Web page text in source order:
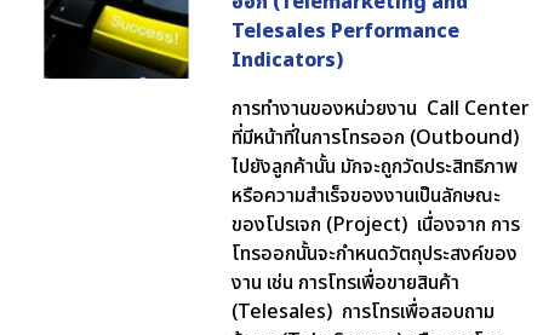
Telesales Performance
Indicators)
การทำงานของหน่วยงาน Call Center
ที่มีหน้าที่ในการโทรออก (Outbound)
ไปยังลูกค้านั้น มักจะถูกวัดประสิทธิภาพ
หรือความสำเร็จของงานเป็นลักษณะ
ของโปรเจก (Project) เนื่องจาก การ
โทรออกนั้นจะกำหนดวัตถุประสงค์ของ
งาน เช่น การโทรเพื่อขายสินค้า
(Telesales) การโทรเพื่อสอบถาม